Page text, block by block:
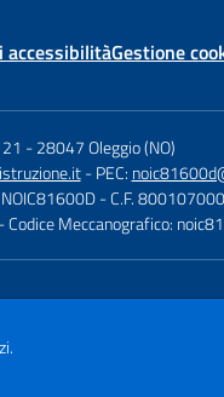
accessibilitàGestione
-28047 Oleggio (NO)
- PEC:
- C.F.
- Codice Meccanografico: